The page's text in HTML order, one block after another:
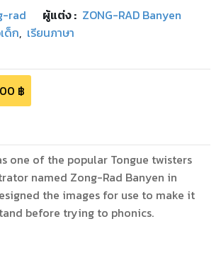
rad ผู้แต่ง : ZONG-RAD Banyen
ด็ก, เรียนภาษา
฿
one of the popular Tongue twisters
named Zong-Rad Banyen in
the images for use to make it
before trying to phonics.